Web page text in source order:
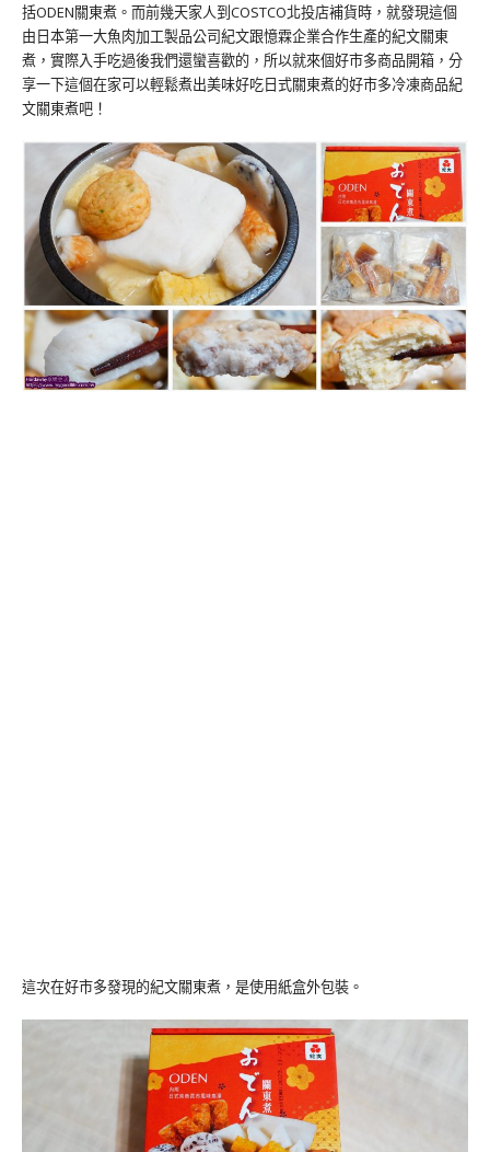
括ODEN關東煮。而前幾天家人到COSTCO北投店補貨時，就發現這個
由日本第一大魚肉加工製品公司紀文跟憶霖企業合作生產的紀文關東
煮，實際入手吃過後我們還蠻喜歡的，所以就來個好市多商品開箱，分
享一下這個在家可以輕鬆煮出美味好吃日式關東煮的好市多冷凍商品紀
文關東煮吧！
這次在好市多發現的紀文關東煮，是使用紙盒外包裝。